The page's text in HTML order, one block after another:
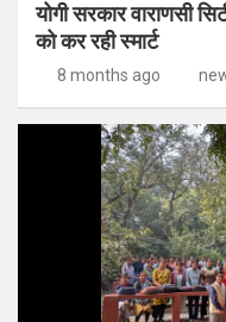
योगी सरकार वाराणसी
को कर रही स्मार्ट
8 months ago